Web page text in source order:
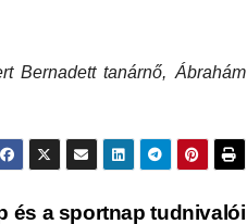
Bernadett tanárnő, Ábrahám
és a sportnap tudnivalói